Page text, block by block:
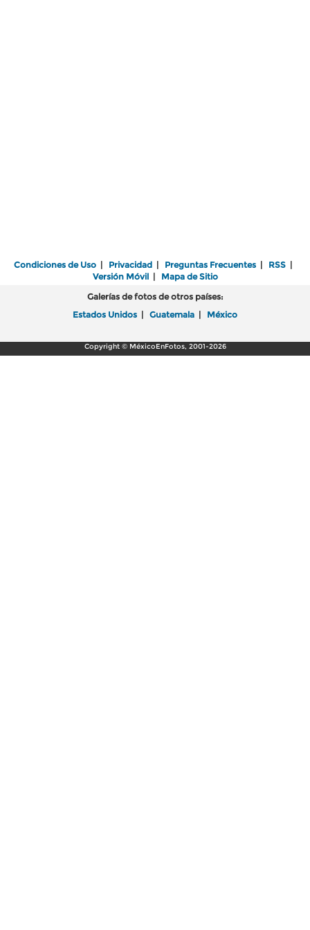
Condiciones de Uso | Privacidad | Preguntas Frecuentes | RSS |
Versión Móvil| Mapa de Sitio
Galerías de fotos de otros países:
Estados Unidos | Guatemala | México
Copyright © MéxicoEnFotos, 2001-2026